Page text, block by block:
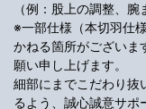
（例：股上の調整、
※一部仕様（本切羽仕
かねる箇所がございま
願い申し上げます。
細部にまでこだわり抜
るよう、誠心誠意サポ